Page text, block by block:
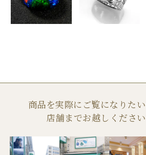
商品を実際にご覧になりたい
店舗までお越しください